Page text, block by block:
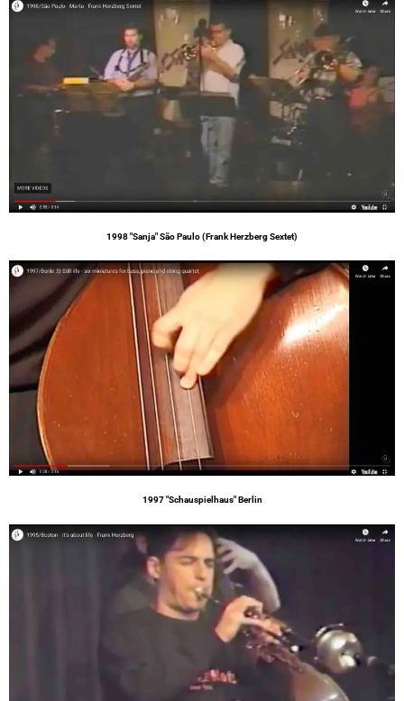
1998 "Sanja" São Paulo (Frank Herzberg Sextet)
1997 "Schauspielhaus" Berlin